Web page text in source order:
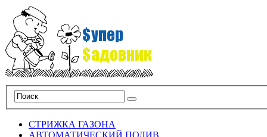
СТРИЖКА ГАЗОНА
АВТОМАТИЧЕСКИЙ ПОЛИВ